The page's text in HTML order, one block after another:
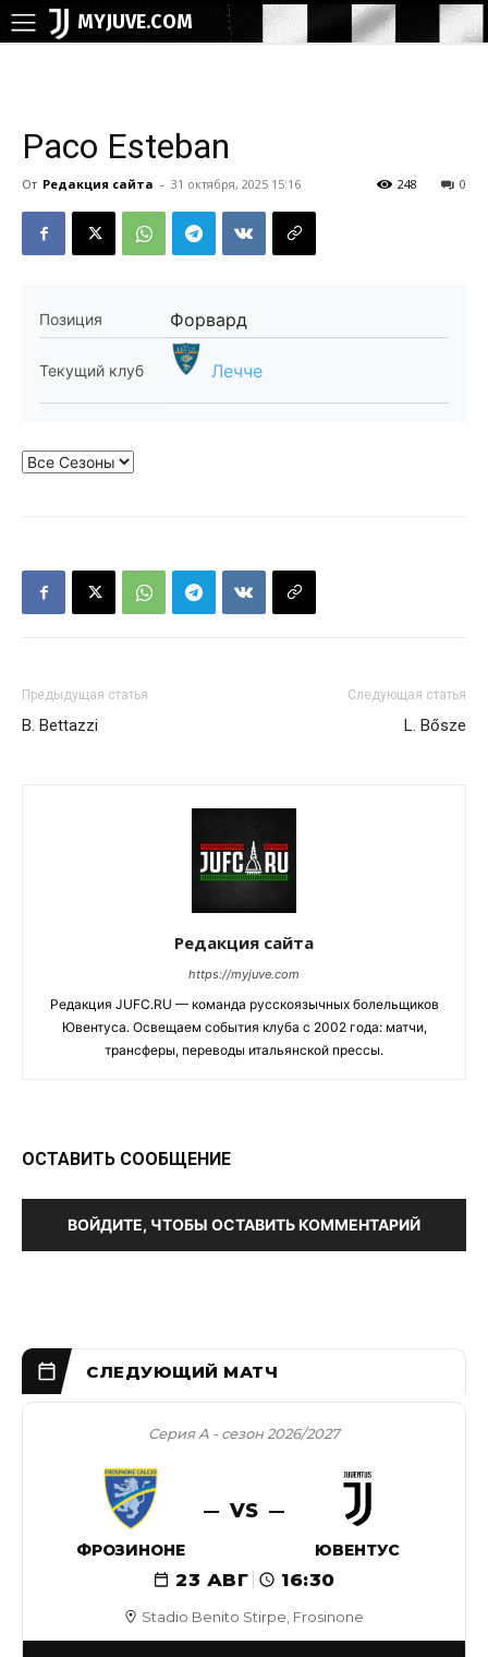
MYJUVE.COM
Paco Esteban
От Редакция сайта - 31 октября, 2025 15:16 0
248
Позиция Форвард
Текущий клуб Лечче
Предыдущая статья
B. Bettazzi
Следующая статья
L. Bősze
Редакция сайта
https://myjuve.com
Редакция JUFC.RU — команда русскоязычных болельщиков
Ювентуса. Освещаем события клуба с 2002 года: матчи,
трансферы, переводы итальянской прессы.
ОСТАВИТЬ СООБЩЕНИЕ
ВОЙДИТЕ, ЧТОБЫ ОСТАВИТЬ КОММЕНТАРИЙ
Stadio Benito Stirpe, Frosinone
Серия А - сезон 2026/2027
ФРОЗИНОНЕ
VS
ЮВЕНТУС
23 АВГ 16:30